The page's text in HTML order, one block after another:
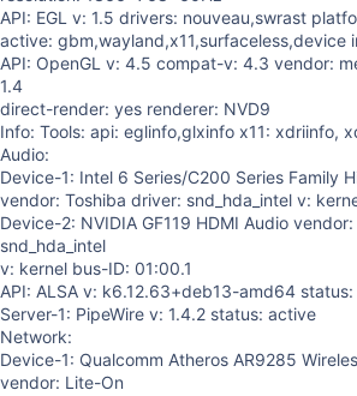
API: EGL v: 1.5 drivers: nouveau,swrast
active: gbm,wayland,x11,surfaceless,device
API: OpenGL v: 4.5 compat-v: 4.3 vendor:
1.4
direct-render: yes renderer: NVD9
Info: Tools: api: eglinfo,glxinfo x11: xdriinfo,
Audio:
Device-1: Intel 6 Series/C200 Series Family
vendor: Toshiba driver: snd_hda_intel v:
Device-2: NVIDIA GF119 HDMI Audio
snd_hda_intel
v: kernel bus-ID: 01:00.1
API: ALSA v: k6.12.63+deb13-amd64
Server-1: PipeWire v: 1.4.2 status: active
Network:
Device-1: Qualcomm Atheros AR9285
vendor: Lite-On